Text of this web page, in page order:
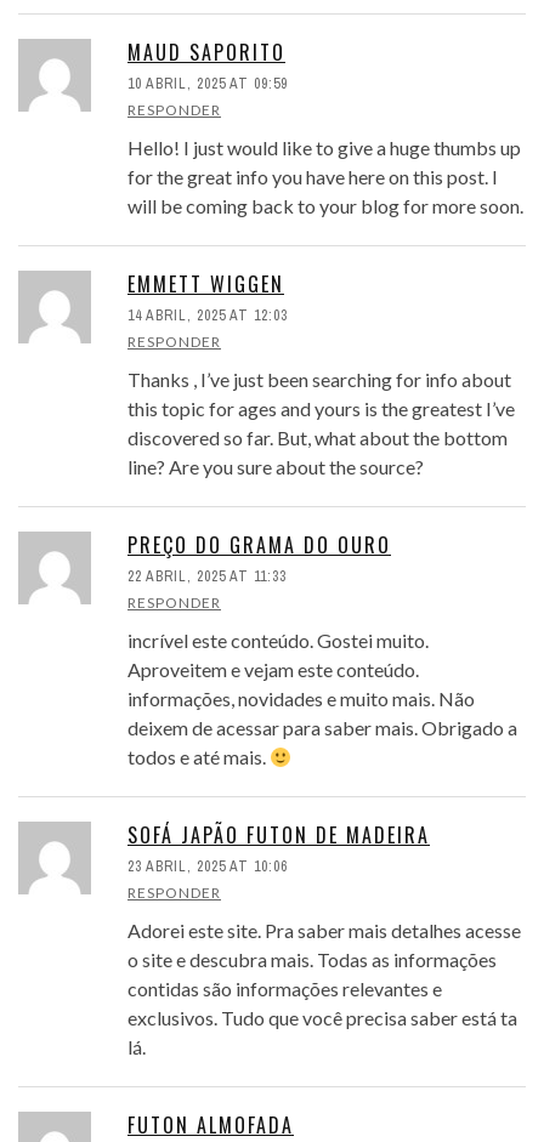
MAUD SAPORITO
10 ABRIL, 2025 AT 09:59
RESPONDER
Hello! I just would like to give a huge thumbs up
for the great info you have here on this post. I
will be coming back to your blog for more soon.
EMMETT WIGGEN
14 ABRIL, 2025 AT 12:03
RESPONDER
Thanks , I’ve just been searching for info about
this topic for ages and yours is the greatest I’ve
discovered so far. But, what about the bottom
line? Are you sure about the source?
PREÇO DO GRAMA DO OURO
22 ABRIL, 2025 AT 11:33
RESPONDER
incrível este conteúdo. Gostei muito.
Aproveitem e vejam este conteúdo.
informações, novidades e muito mais. Não
deixem de acessar para saber mais. Obrigado a
todos e até mais.
SOFÁ JAPÃO FUTON DE MADEIRA
23 ABRIL, 2025 AT 10:06
RESPONDER
Adorei este site. Pra saber mais detalhes acesse
o site e descubra mais. Todas as informações
contidas são informações relevantes e
exclusivos. Tudo que você precisa saber está ta
lá.
FUTON ALMOFADA